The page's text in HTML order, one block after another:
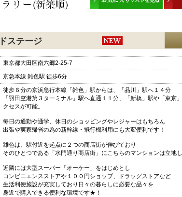
ステージ
東京都大田区南六郷2-25-7
京急本線 雑色駅 徒歩6分
徒歩６分の京浜急行本線「雑色」駅からは、「品川」駅へ１４分
「羽田空港第３ターミナル」駅へ直通１１分、「新橋」駅や「東京
クセスが可能。
毎日の通勤や通学、休日のショッピングやレジャーはもちろん
出張や実家帰省の為の新幹線・飛行機利用にも大変便利です！
雑色は、駅付近を起点に２つの商店街が伸びており
そのひとつである「水門通り商店街」にこちらのマンションは立地し
近隣には大型スーパー「オーケー」をはじめとし
コンビニエンスストアや１００円ショップ、ドラッグストアなど
生活利便施設が充実しており日々の暮らしに必要な品々を
身近で購入できる便利な環境です★！